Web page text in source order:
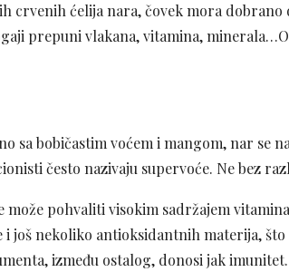
crvenih ćelija nara, čovek mora dobrano
prepuni vlakana, vitamina,
sa bobičastim voćem i mangom, nar se
često nazivaju supervoće. Ne bez
može pohvaliti visokim sadržajem
i još nekoliko antioksidantnih materija,
između ostalog, donosi jak imunitet.